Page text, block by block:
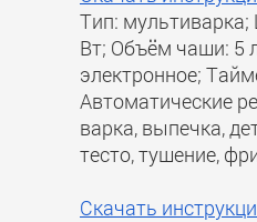
Тип:
Вт; Объём чаши: 5
электронное;
Автоматические
варка, выпечка,
тесто, тушение,
Скачать